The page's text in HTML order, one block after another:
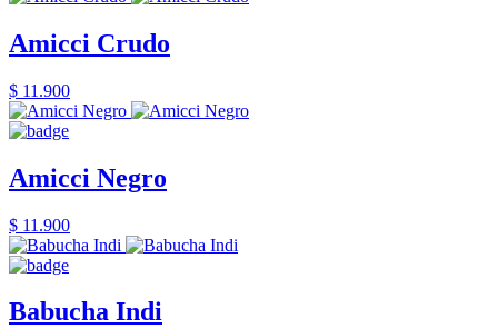
Amicci Crudo
$ 11.900
Amicci Negro
$ 11.900
Babucha Indi